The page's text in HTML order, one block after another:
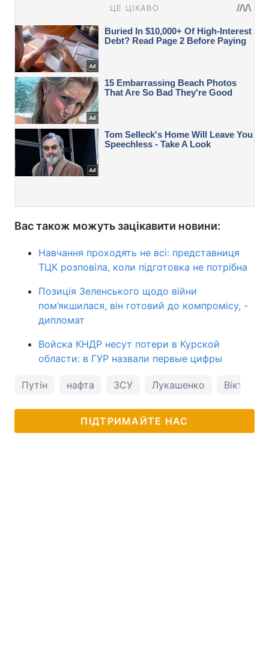
Вас також можуть зацікавити новини:
Навчання проходять не всі: представниця
ТЦК розповіла, коли підготовка не потрібна
Позиція Зеленського щодо війни
пом’якшилася, він готовий до компромісу, -
дипломат
Войска КНДР несут потери в Курской
области: в ГУР назвали первые цифры
Путін нафта ЗСУ Лукашенко Віктор
ПІДТРИМАЙТЕ НАС